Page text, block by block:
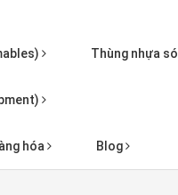
Thùng nhựa
hóa Blog